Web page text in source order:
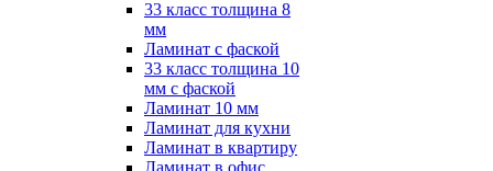
33 класс толщина 8
мм
Ламинат с фаской
33 класс толщина 10
мм с фаской
Ламинат 10 мм
Ламинат для кухни
Ламинат в квартиру
Ламинат в офис